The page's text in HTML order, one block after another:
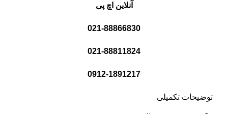
آنلاین اچ پی
021-88866830
021-88811824
0912-1891217
توضیحات تکمیلی